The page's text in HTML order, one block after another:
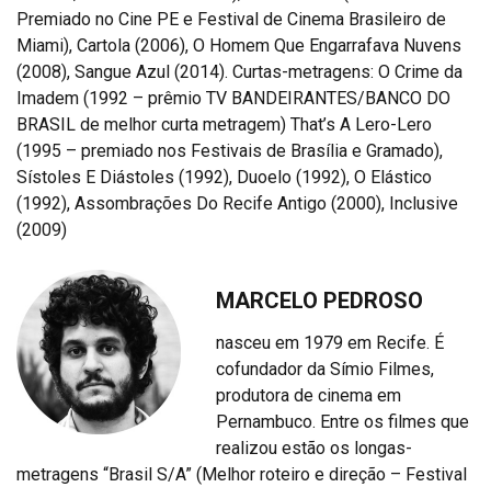
Premiado no Cine PE e Festival de Cinema Brasileiro de
Miami), Cartola (2006), O Homem Que Engarrafava Nuvens
(2008), Sangue Azul (2014). Curtas-metragens: O Crime da
Imadem (1992 – prêmio TV BANDEIRANTES/BANCO DO
BRASIL de melhor curta metragem) That’s A Lero-Lero
(1995 – premiado nos Festivais de Brasília e Gramado),
Sístoles E Diástoles (1992), Duoelo (1992), O Elástico
(1992), Assombrações Do Recife Antigo (2000), Inclusive
(2009)
MARCELO PEDROSO
nasceu em 1979 em Recife. É
cofundador da Símio Filmes,
produtora de cinema em
Pernambuco. Entre os filmes que
realizou estão os longas-
metragens “Brasil S/A” (Melhor roteiro e direção – Festival